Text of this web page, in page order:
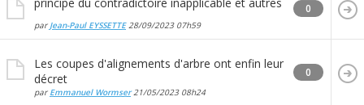
par Jean-Paul EYSSETTE28/09/2023 07h59
0
Les coupes d'alignements d'arbre ont enfin leur
décret
par Emmanuel Wormser21/05/2023 08h24
0